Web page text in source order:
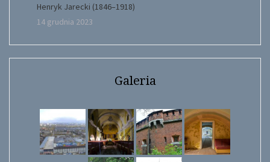
Henryk Jarecki (1846–1918)
14 grudnia 2023
Galeria